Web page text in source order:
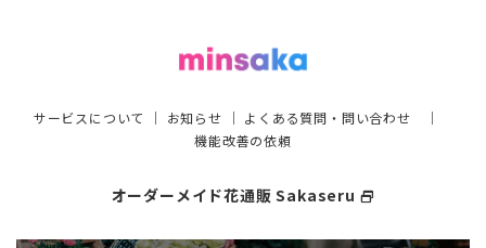
サービスについて ｜ お知らせ ｜ よくある質問・問い合わせ ｜
機能改善の依頼
オーダーメイド花通販 Sakaseru select_window